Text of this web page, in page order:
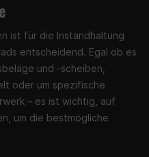
ist für die Instandhaltung
entscheidend. Egal ob es
und -scheiben,
oder um spezifische
– es ist wichtig, auf
um die bestmögliche